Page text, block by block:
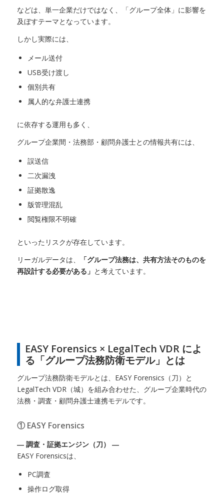
などは、単一企業だけではなく、「グループ全体」に影響を
及ぼすテーマとなっています。
しかし実際には、
メール送付
USB受け渡し
個別共有
属人的な弁護士連携
に依存する運用も多く、
グループ企業間・法務部・顧問弁護士との情報共有には、
誤送信
二次漏洩
証拠散逸
版管理混乱
閲覧権限不明確
といったリスクが存在しています。
リーガルデータは、
「グループ法務は、共有方法そのものを
再設計する必要がある」 と考えています。
EASY Forensics × LegalTech VDR によ
る「グループ法務防衛モデル」とは
グループ法務防衛モデルとは、EASY Forensics（刀）と
LegalTech VDR（城）を組み合わせた、グループ企業時代の
法務・調査・顧問弁護士連携モデルです。
① EASY Forensics
― 調査・証拠エンジン（刀） ―
EASY Forensicsは、
PC調査
操作ログ取得